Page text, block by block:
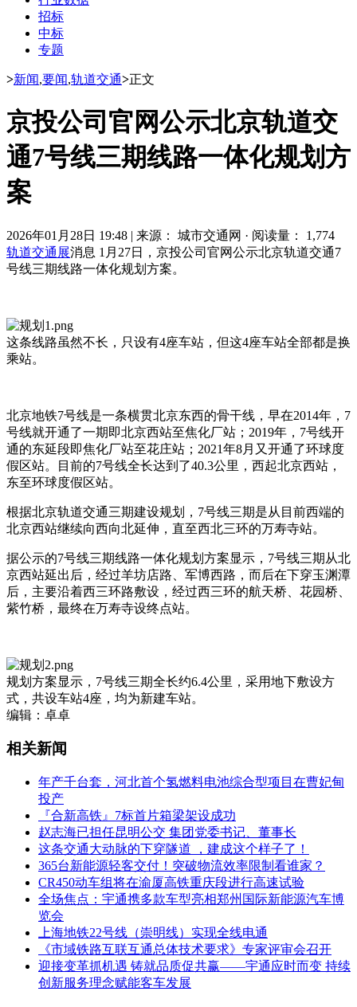
招标
中标
专题
>新闻,要闻,轨道交通>正文
京投公司官网公示北京轨道交
通7号线三期线路一体化规划方
案
2026年01月28日 19:48 | 来源： 城市交通网 · 阅读量： 1,774
轨道交通展消息 1月27日，京投公司官网公示北京轨道交通7
号线三期线路一体化规划方案。
这条线路虽然不长，只设有4座车站，但这4座车站全部都是换
乘站。
北京地铁7号线是一条横贯北京东西的骨干线，早在2014年，7
号线就开通了一期即北京西站至焦化厂站；2019年，7号线开
通的东延段即焦化厂站至花庄站；2021年8月又开通了环球度
假区站。目前的7号线全长达到了40.3公里，西起北京西站，
东至环球度假区站。
根据北京轨道交通三期建设规划，7号线三期是从目前西端的
北京西站继续向西向北延伸，直至西北三环的万寿寺站。
据公示的7号线三期线路一体化规划方案显示，7号线三期从北
京西站延出后，经过羊坊店路、军博西路，而后在下穿玉渊潭
后，主要沿着西三环路敷设，经过西三环的航天桥、花园桥、
紫竹桥，最终在万寿寺设终点站。
规划方案显示，7号线三期全长约6.4公里，采用地下敷设方
式，共设车站4座，均为新建车站。
编辑：卓卓
相关新闻
年产千台套，河北首个氢燃料电池综合型项目在曹妃甸
投产
『合新高铁』7标首片箱梁架设成功
赵志海已担任昆明公交 集团党委书记、董事长
这条交通大动脉的下穿隧道 ，建成这个样子了！
365台新能源轻客交付！突破物流效率限制看谁家？
CR450动车组将在渝厦高铁重庆段进行高速试验
全场焦点：宇通携多款车型亮相郑州国际新能源汽车博
览会
上海地铁22号线（崇明线）实现全线电通
《市域铁路互联互通总体技术要求》专家评审会召开
迎接变革抓机遇 铸就品质促共赢——宇通应时而变 持续
创新服务理念赋能客车发展